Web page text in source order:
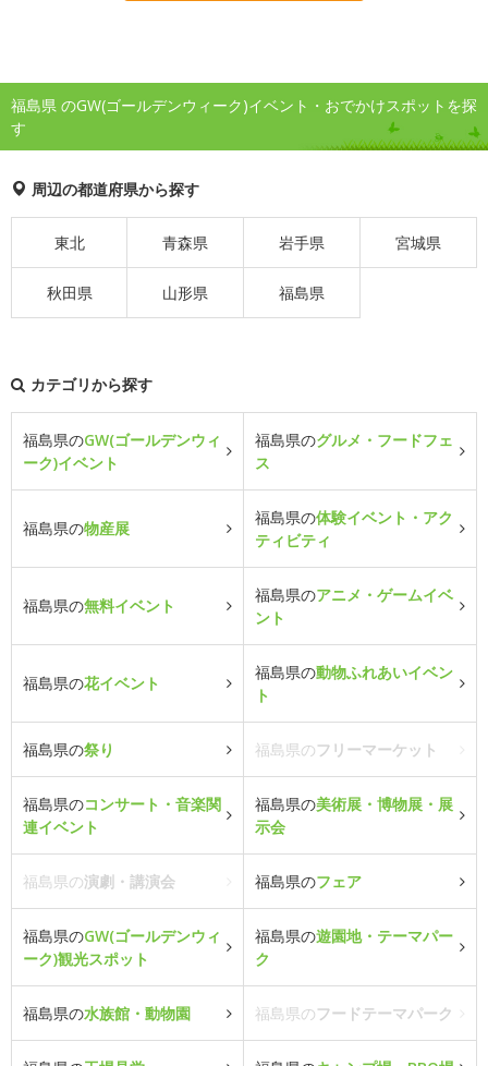
福島県 のGW(ゴールデンウィーク)イベント・おでかけスポットを探
す
周辺の都道府県から探す
東北 青森県 岩手県 宮城県
秋田県 山形県 福島県
カテゴリから探す
福島県のGW(ゴールデンウィ
ーク)イベント
福島県のグルメ・フードフェ
ス
福島県の物産展
福島県の体験イベント・アク
ティビティ
福島県の無料イベント
福島県のアニメ・ゲームイベ
ント
福島県の花イベント
福島県の動物ふれあいイベン
ト
福島県の祭り 福島県のフリーマーケット
福島県のコンサート・音楽関
連イベント
福島県の美術展・博物展・展
示会
福島県の演劇・講演会 福島県のフェア
福島県のGW(ゴールデンウィ
ーク)観光スポット
福島県の遊園地・テーマパー
ク
福島県の水族館・動物園 福島県のフードテーマパーク